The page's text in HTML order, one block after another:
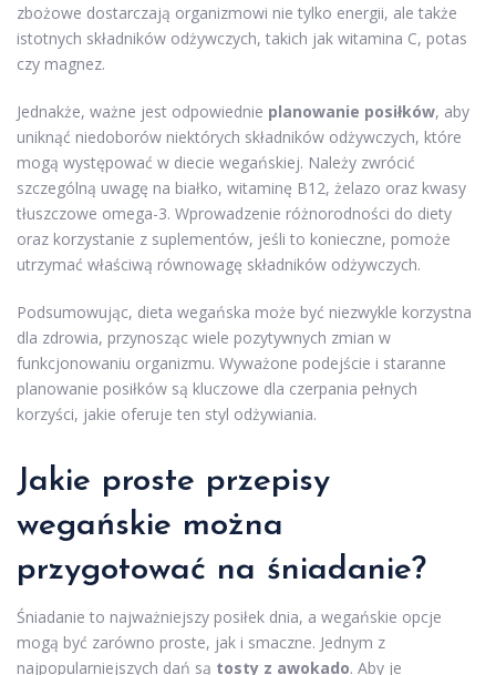
zbożowe dostarczają organizmowi nie tylko energii, ale także
istotnych składników odżywczych, takich jak witamina C, potas
czy magnez.
Jednakże, ważne jest odpowiednie planowanie posiłków, aby
uniknąć niedoborów niektórych składników odżywczych, które
mogą występować w diecie wegańskiej. Należy zwrócić
szczególną uwagę na białko, witaminę B12, żelazo oraz kwasy
tłuszczowe omega-3. Wprowadzenie różnorodności do diety
oraz korzystanie z suplementów, jeśli to konieczne, pomoże
utrzymać właściwą równowagę składników odżywczych.
Podsumowując, dieta wegańska może być niezwykle korzystna
dla zdrowia, przynosząc wiele pozytywnych zmian w
funkcjonowaniu organizmu. Wyważone podejście i staranne
planowanie posiłków są kluczowe dla czerpania pełnych
korzyści, jakie oferuje ten styl odżywiania.
Jakie proste przepisy
wegańskie można
przygotować na śniadanie?
Śniadanie to najważniejszy posiłek dnia, a wegańskie opcje
mogą być zarówno proste, jak i smaczne. Jednym z
najpopularniejszych dań są tosty z awokado. Aby je